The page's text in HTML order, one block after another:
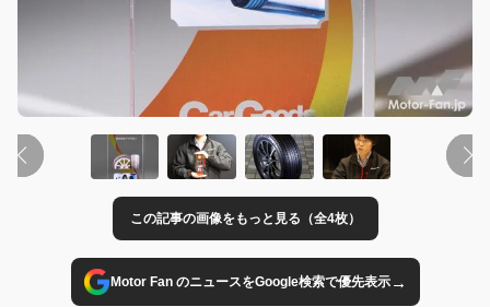
この記事の画像をもっと見る（全4枚）
Motor Fan のニュースをGoogle検索で優先表示→